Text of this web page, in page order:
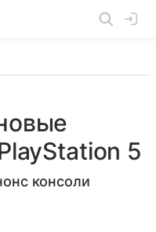
5
консоли